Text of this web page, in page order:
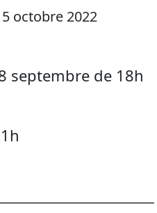
octobre 2022
septembre de 18h